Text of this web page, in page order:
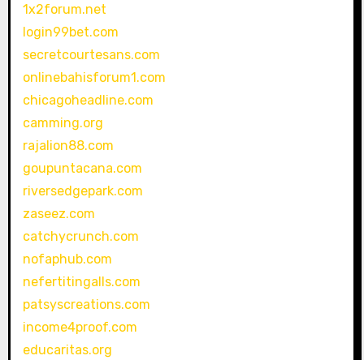
1x2forum.net
login99bet.com
secretcourtesans.com
onlinebahisforum1.com
chicagoheadline.com
camming.org
rajalion88.com
goupuntacana.com
riversedgepark.com
zaseez.com
catchycrunch.com
nofaphub.com
nefertitingalls.com
patsyscreations.com
income4proof.com
educaritas.org